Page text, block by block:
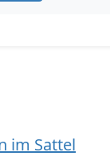
im Sattel